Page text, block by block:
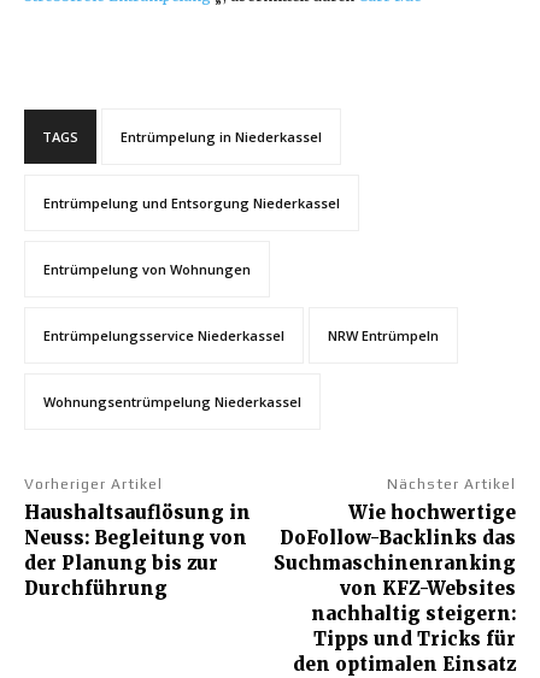
TAGS Entrümpelung in Niederkassel
Entrümpelung und Entsorgung Niederkassel
Entrümpelung von Wohnungen
Entrümpelungsservice Niederkassel NRW Entrümpeln
Wohnungsentrümpelung Niederkassel
Vorheriger Artikel
Haushaltsauflösung in
Neuss: Begleitung von
der Planung bis zur
Durchführung
Nächster Artikel
Wie hochwertige
DoFollow-Backlinks das
Suchmaschinenranking
von KFZ-Websites
nachhaltig steigern:
Tipps und Tricks für
den optimalen Einsatz